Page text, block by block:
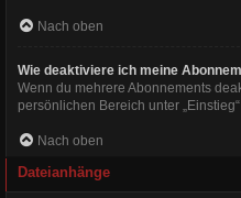
Nach oben
Wie deaktiviere ich meine
Wenn du mehrere Abonnements
persönlichen Bereich unter
Nach oben
Dateianhänge